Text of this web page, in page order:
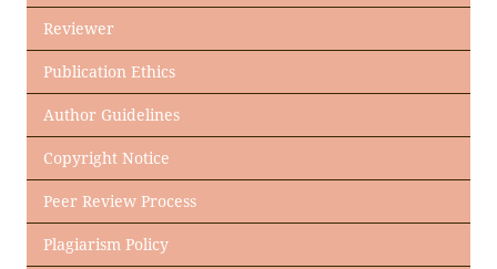
Reviewer
Publication Ethics
Author Guidelines
Copyright Notice
Peer Review Process
Plagiarism Policy